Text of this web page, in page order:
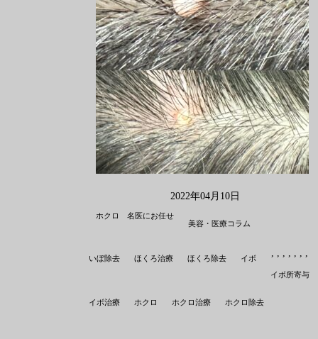
2022年04月10日
ホクロ 名医にお任せ
美容・医療コラム
いぼ除去 ,
ほくろ治療 ,
ほくろ除去 ,
イボ ,
イボ所寄与
,
イボ治療
,
ホクロ
,
ホクロ治療 ホクロ除去